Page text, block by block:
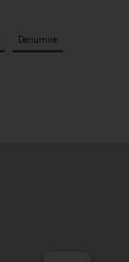
Denumire